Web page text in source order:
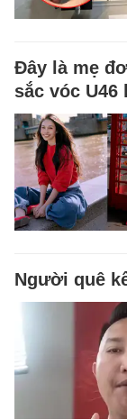
Đây là mẹ
sắc vóc U46
Người quê